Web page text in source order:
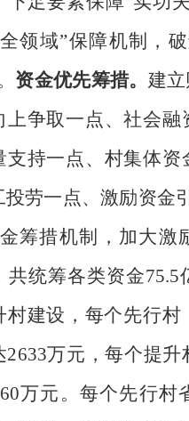
领域”保障机制，
资金优先筹措。 建
上争取一点、社会融
支持一点、村集体资
投劳一点、激励资金
筹措机制，加大激
共统筹各类资金75.5
村建设，每个先行村
2633万元，每个提升
万元。每个先行村